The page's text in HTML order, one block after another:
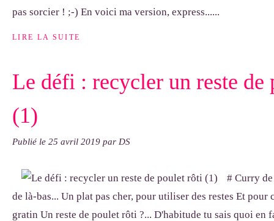
pas sorcier ! ;-) En voici ma version, express......
LIRE LA SUITE
Le défi : recycler un reste de
(1)
Publié le 25 avril 2019 par DS
# Curry
de là-bas... Un plat pas cher, pour utiliser des restes Et pour
gratin Un reste de poulet rôti ?... D'habitude tu sais quoi en